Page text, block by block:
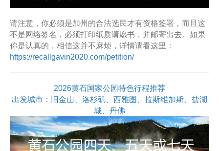
请注意，你必须是加州的合法选民才有资格签署，而且这
不是网络签名，必须打印纸质请愿书，并邮寄出去。如果
你是认真的，相信这并不麻烦，详情请看这里：
https://recallgavin2020.com/petition/
2026黄石国家公园特色行程推荐
出发城市：旧金山、洛杉矶、西雅图、拉斯维加斯、盐湖
城、丹佛